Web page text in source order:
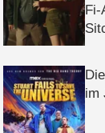
Fi-
im